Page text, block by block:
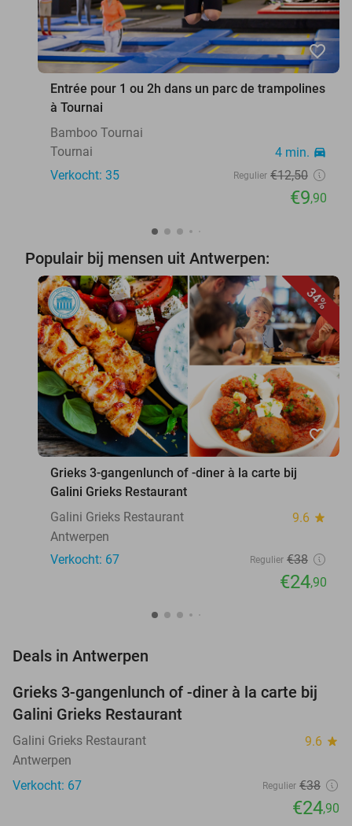
favorite_border
Entrée pour 1 ou 2h dans un parc de trampolines
à Tournai
Bamboo Tournai
Tournai
4 min. directions_car
Verkocht: 35 Regulier €12,50
€9,90
Populair bij mensen uit Antwerpen:
34%
favorite_border
Grieks 3-gangenlunch of -diner à la carte bij
Galini Grieks Restaurant
Galini Grieks Restaurant
9.6 star
Antwerpen
Verkocht: 67
Regulier €38
€24,90
Deals in Antwerpen
34%
Grieks 3-gangenlunch of -diner à la carte bij
Galini Grieks Restaurant
Galini Grieks Restaurant 9.6 star
Antwerpen
Verkocht: 67
Regulier €38
€24,90